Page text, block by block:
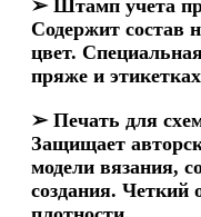
➢ Штамп учета
Содержит состав
цвет.
пряже и
➢ Печать для
Защищает
модели вязания,
создания. Четкий